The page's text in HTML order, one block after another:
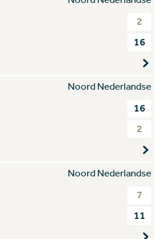
2
16
Noord Nederlandse
16
2
Noord Nederlandse
7
11